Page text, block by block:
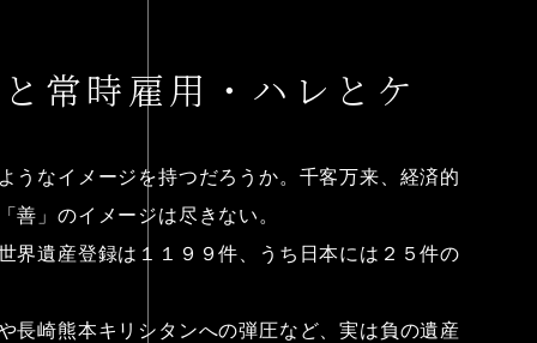
常時雇用・ハレとケ
うなイメージを持つだろうか。千客万来、経済的
善」のイメージは尽きない。
界遺産登録は１１９９件、うち日本には２５件の
長崎熊本キリシタンへの弾圧など、実は負の遺産